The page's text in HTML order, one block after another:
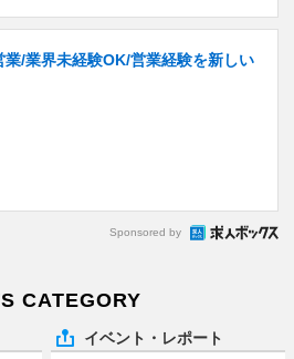
/業界未経験OK/営業経験を新しい
Sponsored by
CATEGORY
イベント・レポート